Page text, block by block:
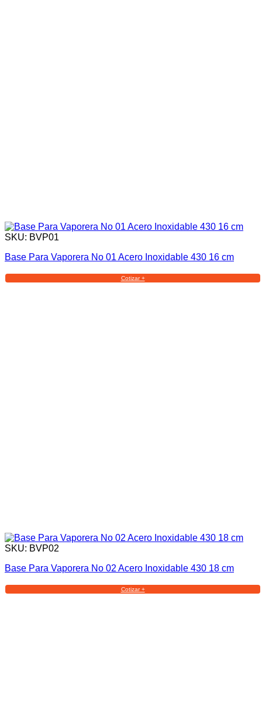
SKU: BVP01
Base Para Vaporera No 01 Acero Inoxidable 430 16 cm
Cotizar +
SKU: BVP02
Base Para Vaporera No 02 Acero Inoxidable 430 18 cm
Cotizar +